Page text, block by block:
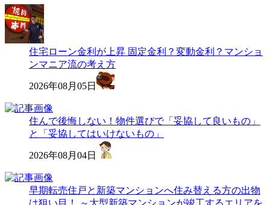
住宅ローン金利が上昇 固定金利？変動金利？マンショ
ンマニア流の考え方
2026年08月05日
住んで後悔しない！物件選びで「妥協して良いもの」
と「妥協してはいけないもの」
2026年08月04日
早期転売住戸と新築マンションへ住み替える方の出物
は狙い目！ ～大型新築マンションが竣工するエリアを